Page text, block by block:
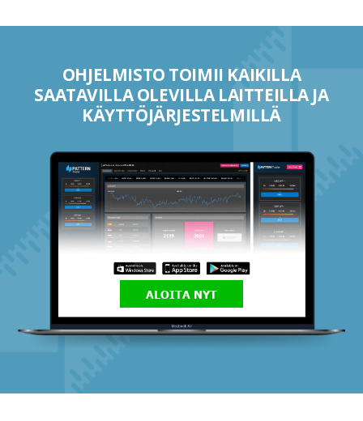
OHJELMISTO TOIMII KAIKILLA
SAATAVILLA OLEVILLA LAITTEILLA JA
KÄYTTÖJÄRJESTELMILLÄ
ALOITA NYT